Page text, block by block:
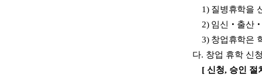
1) 질병휴학을
2) 임신 ‧ 출산
3) 창업휴학은
다. 창업 휴학 신
[ 신청, 승인 절